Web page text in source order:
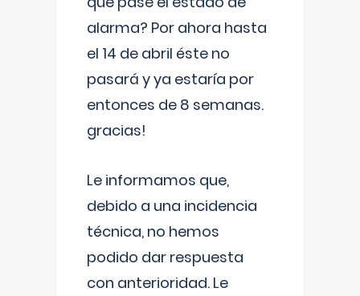
alarma? Por ahora hasta
el 14 de abril éste no
pasará y ya estaría por
entonces de 8 semanas.
gracias!
Le informamos que,
debido a una incidencia
técnica, no hemos
podido dar respuesta
con anterioridad. Le